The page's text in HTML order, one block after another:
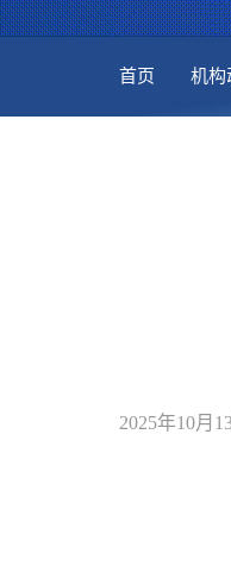
首页 机构
2025年10月